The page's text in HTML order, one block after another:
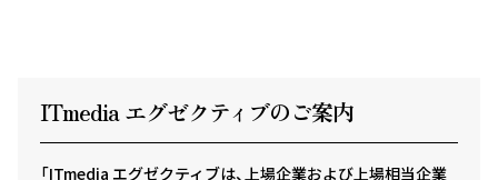
ITmedia エグゼクティ ブのご案内
「ITmedia エグゼクティブは、上場企業および上場相当企業